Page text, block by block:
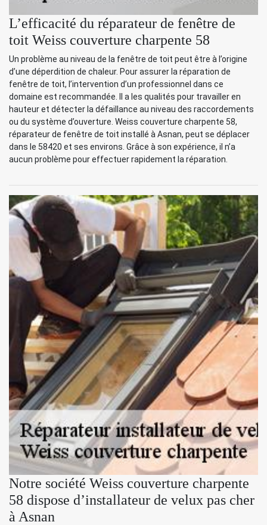
L’efficacité du réparateur de fenêtre de
toit Weiss couverture charpente 58
Un problème au niveau de la fenêtre de toit peut être à l’origine
d’une déperdition de chaleur. Pour assurer la réparation de
fenêtre de toit, l’intervention d’un professionnel dans ce
domaine est recommandée. Il a les qualités pour travailler en
hauteur et détecter la défaillance au niveau des raccordements
ou du système d’ouverture. Weiss couverture charpente 58,
réparateur de fenêtre de toit installé à Asnan, peut se déplacer
dans le 58420 et ses environs. Grâce à son expérience, il n’a
aucun problème pour effectuer rapidement la réparation.
Notre société Weiss couverture charpente
58 dispose d’installateur de velux pas cher
à Asnan